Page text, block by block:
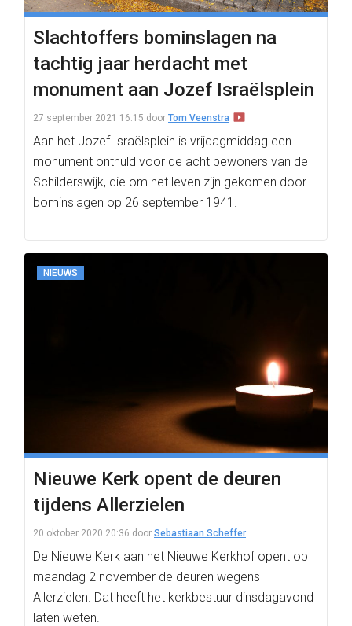
Slachtoffers bominslagen na
tachtig jaar herdacht met
monument aan Jozef Israëlsplein
27 september 2021 16:15 door Tom Veenstra
Aan het Jozef Israëlsplein is vrijdagmiddag een
monument onthuld voor de acht bewoners van de
Schilderswijk, die om het leven zijn gekomen door
bominslagen op 26 september 1941.
NIEUWS
Nieuwe Kerk opent de deuren
tijdens Allerzielen
20 oktober 2020 20:36 door Sebastiaan Scheffer
De Nieuwe Kerk aan het Nieuwe Kerkhof opent op
maandag 2 november de deuren wegens
Allerzielen. Dat heeft het kerkbestuur dinsdagavond
laten weten.